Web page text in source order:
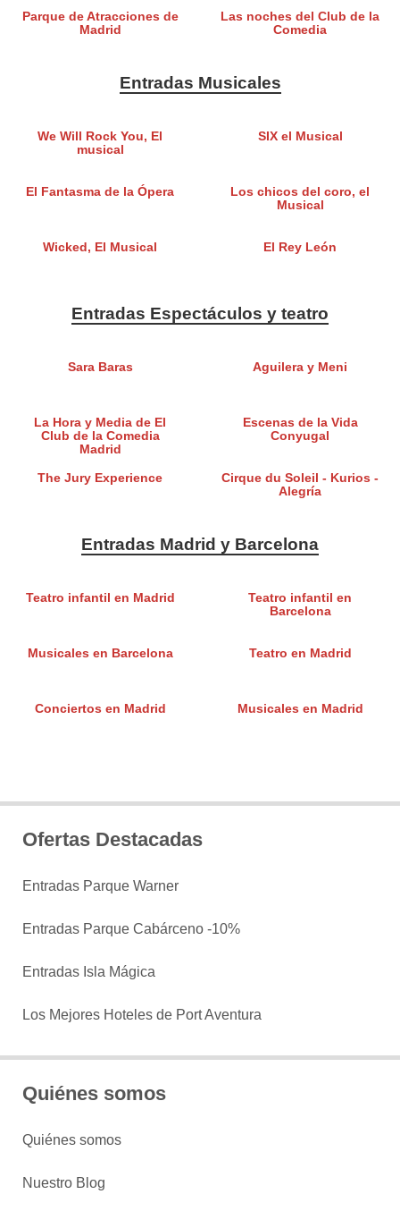
Parque de Atracciones de
Madrid
Las noches del Club de la
Comedia
Entradas Musicales
We Will Rock You, El
musical
SIX el Musical
El Fantasma de la Ópera
Los chicos del coro, el
Musical
Wicked, El Musical El Rey León
Entradas Espectáculos y teatro
Sara Baras Aguilera y Meni
La Hora y Media de El
Club de la Comedia
Madrid
Escenas de la Vida
Conyugal
The Jury Experience
Cirque du Soleil - Kurios -
Alegría
Entradas Madrid y Barcelona
Teatro infantil en Madrid
Teatro infantil en
Barcelona
Musicales en Barcelona Teatro en Madrid
Conciertos en Madrid Musicales en Madrid
Ofertas Destacadas
Entradas Parque Warner
Entradas Parque Cabárceno -10%
Entradas Isla Mágica
Los Mejores Hoteles de Port Aventura
Quiénes somos
Quiénes somos
Nuestro Blog